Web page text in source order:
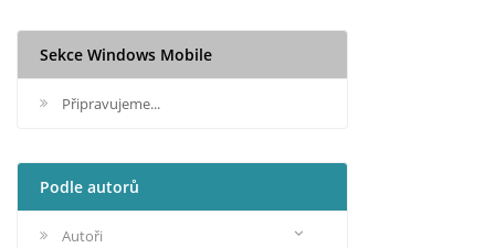
Sekce Windows Mobile
Připravujeme...
Podle autorů
Autoři